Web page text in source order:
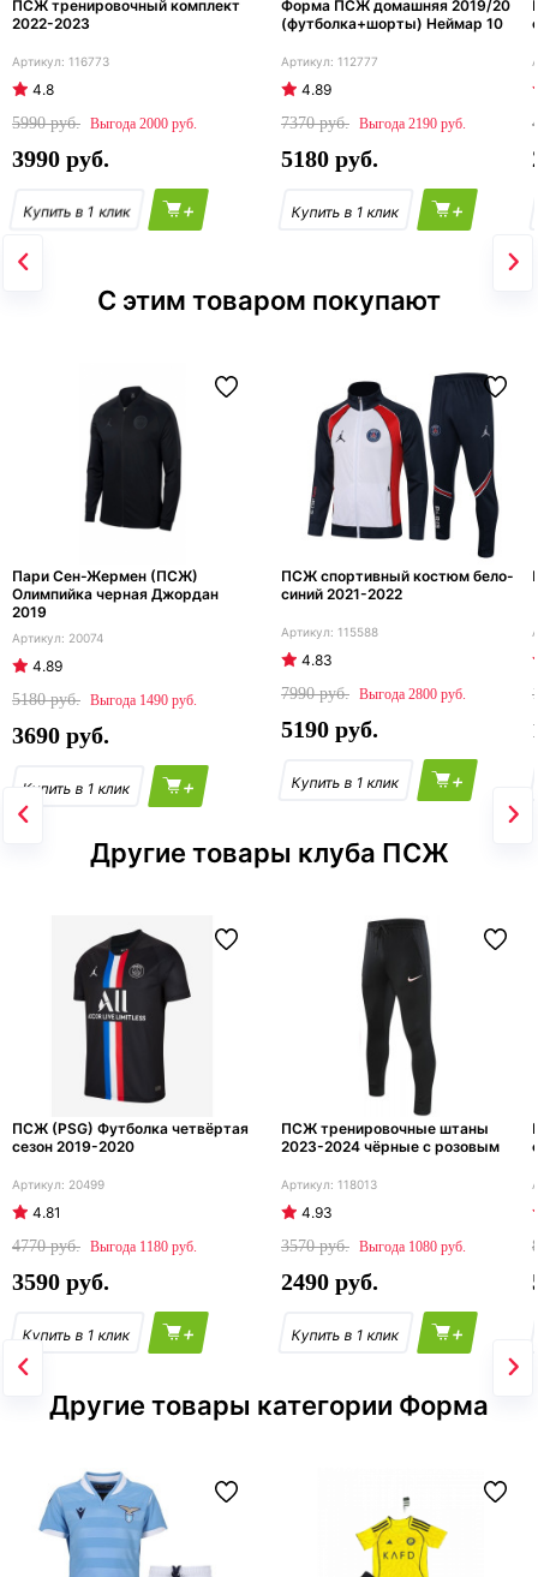
ПСЖ тренировочный комплект
2022-2023
116773
4.8
5990
2000
3990
+
Форма ПСЖ домашняя 2019/20
(футболка+шорты) Неймар 10
112777
4.89
7370
2190
5180
+
С этим товаром покупают
Пари Сен-Жермен (ПСЖ)
Олимпийка черная Джордан
2019
20074
4.89
5180
1490
3690
+
ПСЖ спортивный костюм бело-
синий 2021-2022
115588
4.83
7990
2800
5190
+
Другие товары клуба ПСЖ
ПСЖ (PSG) Футболка четвёртая
сезон 2019-2020
20499
4.81
4770
1180
3590
+
ПСЖ тренировочные штаны
2023-2024 чёрные с розовым
118013
4.93
3570
1080
2490
+
Другие товары категории Форма